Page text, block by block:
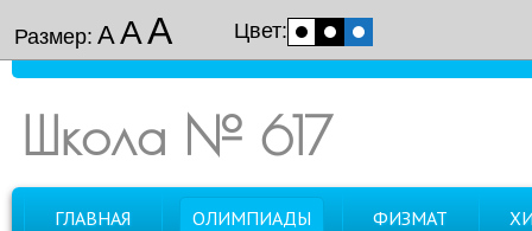
Размер: ААА Цвет:
Школа № 617
ГЛАВНАЯ ОЛИМПИАДЫ ФИЗМАТ